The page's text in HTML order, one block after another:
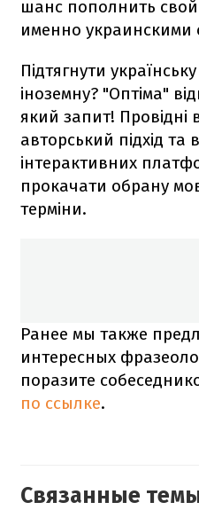
шанс пополнить
именно украинскими
Підтягнути
іноземну? "Оптіма"
який запит! Провідні
авторський підхід та
інтерактивних
прокачати обрану
терміни.
Ранее мы также
интересных
поразите
по ссылке.
Связанные